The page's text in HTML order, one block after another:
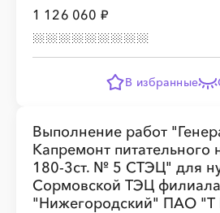
1 126 060 ₽
В избранные
Выполнение работ
Капремонт питательного
180-3ст. № 5 СТЭЦ" для
Сормовской ТЭЦ филиала
"Нижегородский" ПАО "Т